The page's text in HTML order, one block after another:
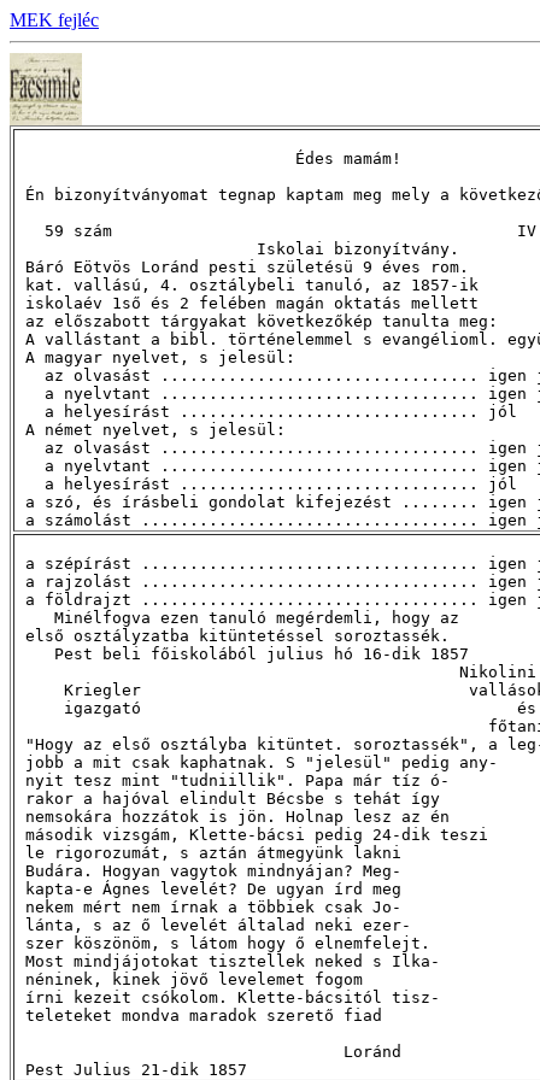
MEK fejléc
                             Édes mamám!
Én bizonyítványomat tegnap kaptam meg mely a
59 szám
                         Iskolai bizonyítvány.
Báró Eötvös Loránd pesti születésü 9 éves rom.
kat. vallású, 4. osztálybeli tanuló, az 1857-ik
iskolaév 1ső és 2 felében magán oktatás mellett
az előszabott tárgyakat következőkép tanulta meg:
A vallástant a bibl. történelemmel s evangélioml.
A magyar nyelvet, s jelesül:
az olvasást ................................. igen
a nyelvtant ................................. igen
   a helyesírást ............................... jól
A német nyelvet, s jelesül:
az olvasást ................................. igen
a nyelvtant ................................. igen
   a helyesírást ............................... jól
a szó, és írásbeli gondolat kifejezést ........ igen
a szépírást ................................... igen
a rajzolást ................................... igen
a földrajzt ................................... igen
    Minélfogva ezen tanuló megérdemli, hogy az
első osztályzatba kitüntetéssel soroztassék.
    Pest beli főiskolából julius hó 16-dik 1857
Kriegler
     igazgató                                       és
"Hogy az első osztályba kitüntet. soroztassék", a
jobb a mit csak kaphatnak. S "jelesül" pedig any-
nyit tesz mint "tudniillik". Papa már tíz ó-
rakor a hajóval elindult Bécsbe s tehát így
nemsokára hozzátok is jön. Holnap lesz az én
második vizsgám, Klette-bácsi pedig 24-dik teszi
le rigorozumát, s aztán átmegyünk lakni
Budára. Hogyan vagytok mindnyájan? Meg-
kapta-e Ágnes levelét? De ugyan írd meg
nekem mért nem írnak a többiek csak Jo-
lánta, s az ő levelét általad neki ezer-
szer köszönöm, s látom hogy ő elnemfelejt.
Most mindjájotokat tisztellek neked s Ilka-
néninek, kinek jövő levelemet fogom
írni kezeit csókolom. Klette-bácsitól tisz-
teleteket mondva maradok szerető fiad
                                  Loránd